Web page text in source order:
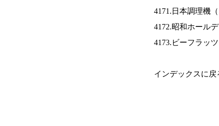
4171.日本調理機（
4172.昭和ホール
4173.ビーフラッ
インデックスに戻